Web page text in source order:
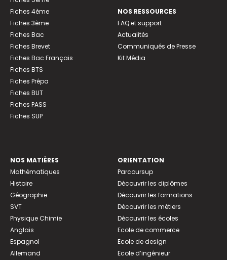
Fiches 4ème
Fiches 3ème
Fiches Bac
Fiches Brevet
Fiches Bac Français
Fiches BTS
Fiches Prépa
Fiches BUT
Fiches PASS
Fiches SUP
NOS RESSOURCES
FAQ et support
Actualités
Communiqués de Presse
Kit Média
NOS MATIÈRES
Mathématiques
Histoire
Géographie
SVT
Physique Chimie
Anglais
Espagnol
Allemand
ORIENTATION
Parcoursup
Découvrir les diplômes
Découvrir les formations
Découvrir les métiers
Découvrir les écoles
Ecole de commerce
Ecole de design
Ecole d’ingénieur